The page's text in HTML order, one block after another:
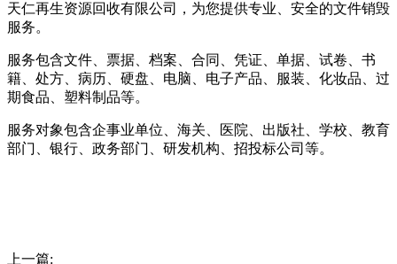
天仁再生资源回收有限公司，为您提供专业、安全的文件销毁
服务。
服务包含文件、票据、档案、合同、凭证、单据、试卷、书
籍、处方、病历、硬盘、电脑、电子产品、服装、化妆品、过
期食品、塑料制品等。
服务对象包含企事业单位、海关、医院、出版社、学校、教育
部门、银行、政务部门、研发机构、招投标公司等。
上一篇: